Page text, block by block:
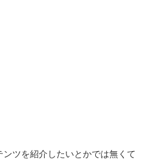
ツを紹介したいとかでは無くて